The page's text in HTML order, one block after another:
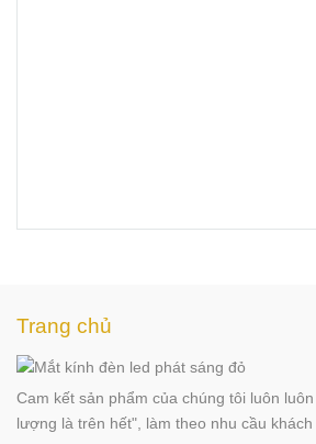
Trang chủ
Cam kết sản phẩm của chúng tôi luôn
lượng là trên hết", làm theo nhu cầu khách